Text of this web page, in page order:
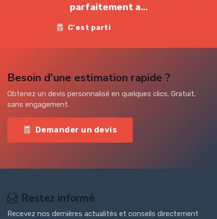
parfaitement a...
C'est parti
Besoin d'une estimation rapide ?
Obtenez un devis personnalisé en quelques clics. Gratuit,
sans engagement.
Demander un devis
Restez informé
Recevez nos dernières actualités et conseils directement